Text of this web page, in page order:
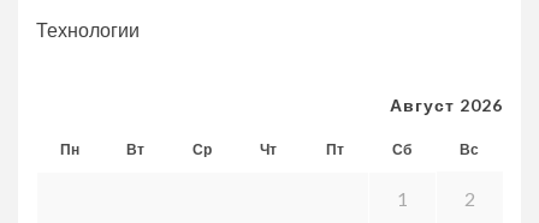
Технологии
Август 2026
Пн Вт Ср Чт Пт Сб Вс
1 2